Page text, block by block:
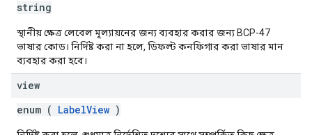
string
স্থানীয় ক্ষেত্র লেবেল মূল্যায়নের জন্য ব্যবহার করার জন্য BCP-47
ভাষার কোড। নির্দিষ্ট করা না হলে, ডিফল্ট কনফিগার করা ভাষার মান
ব্যবহার করা হবে।
view
enum ( LabelView )